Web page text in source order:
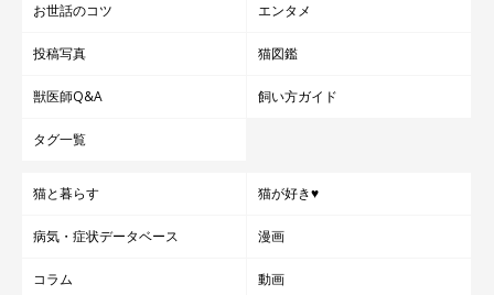
さき犬・猫愛護ボランティア」104名が登録しています。
お世話のコツ エンタメ
投稿写真 猫図鑑
獣医師Q&A 飼い方ガイド
タグ一覧
猫と暮らす 猫が好き♥
病気・症状データベース 漫画
コラム 動画